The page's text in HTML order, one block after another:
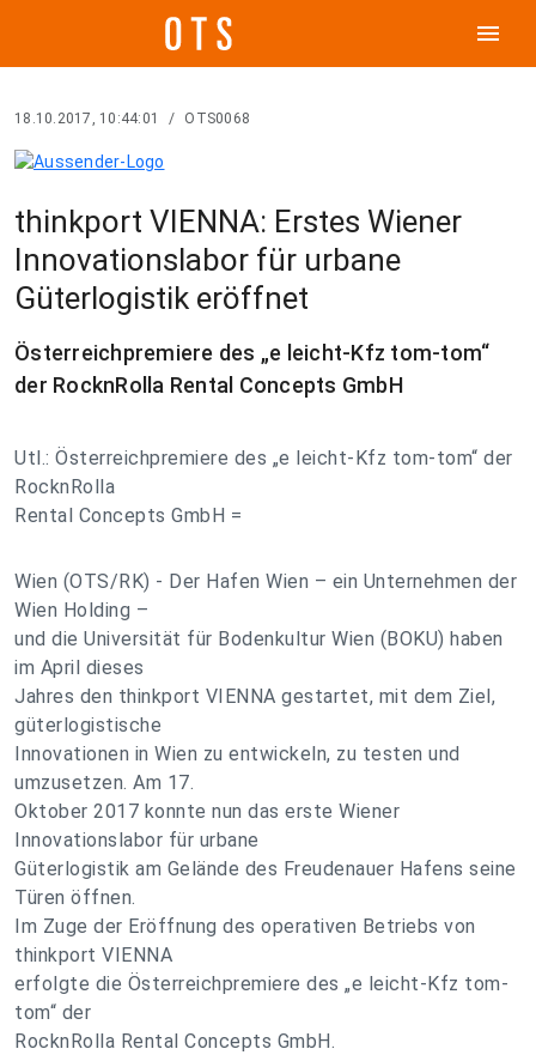
menu
18.10.2017, 10:44:01 / OTS0068
thinkport VIENNA: Erstes Wiener
Innovationslabor für urbane
Güterlogistik eröffnet
Österreichpremiere des „e leicht-Kfz tom-tom“
der RocknRolla Rental Concepts GmbH
Utl.: Österreichpremiere des „e leicht-Kfz tom-tom“ der
RocknRolla
Rental Concepts GmbH =
Wien (OTS/RK) - Der Hafen Wien – ein Unternehmen der
Wien Holding –
und die Universität für Bodenkultur Wien (BOKU) haben
im April dieses
Jahres den thinkport VIENNA gestartet, mit dem Ziel,
güterlogistische
Innovationen in Wien zu entwickeln, zu testen und
umzusetzen. Am 17.
Oktober 2017 konnte nun das erste Wiener
Innovationslabor für urbane
Güterlogistik am Gelände des Freudenauer Hafens seine
Türen öffnen.
Im Zuge der Eröffnung des operativen Betriebs von
thinkport VIENNA
erfolgte die Österreichpremiere des „e leicht-Kfz tom-
tom“ der
RocknRolla Rental Concepts GmbH.